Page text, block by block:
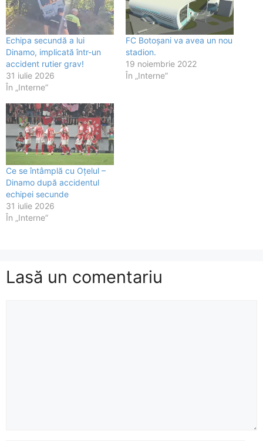
Echipa secundă a lui
Dinamo, implicată într-un
accident rutier grav!
31 iulie 2026
În „Interne”
FC Botoșani va avea un nou
stadion.
19 noiembrie 2022
În „Interne”
Ce se întâmplă cu Oțelul –
Dinamo după accidentul
echipei secunde
31 iulie 2026
În „Interne”
Lasă un comentariu